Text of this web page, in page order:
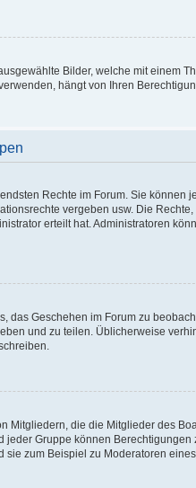
Bilder, welche mit einem
hängt von Ihren
Rechte im Forum. Sie können
vergeben usw. Die
erteilt hat. Administratoren
das Geschehen im Forum zu
und zu teilen. Üblicherweise
Mitgliedern, die die Mitglieder des
jeder Gruppe können
sie zum Beispiel zu Moderatoren